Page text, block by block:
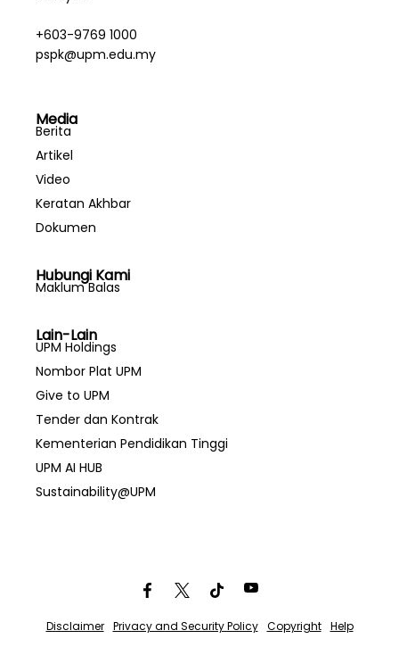
+603-9769 1000
pspk@upm.edu.my
Media
Berita
Artikel
Video
Keratan Akhbar
Dokumen
Hubungi Kami
Maklum Balas
Lain-Lain
UPM Holdings
Nombor Plat UPM
Give to UPM
Tender dan Kontrak
Kementerian Pendidikan Tinggi
UPM AI HUB
Sustainability@UPM
Disclaimer Privacy and Security Policy Copyright
Help